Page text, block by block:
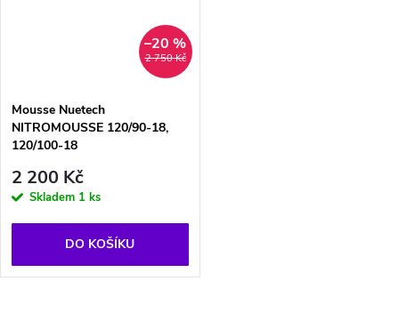
2 750 Kč
–20 %
Mousse Nuetech
NITROMOUSSE 120/90-18,
120/100-18
2 200 Kč
Skladem 1 ks
DO KOŠÍKU